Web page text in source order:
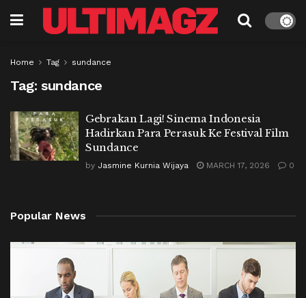
Home Tag sundance
Tag: sundance
Gebrakan Lagi! Sinema Indonesia
Hadirkan Para Perasuk Ke Festival Film
Sundance
by Jasmine Kurnia Wijaya MARCH 17, 2026 0
Popular News